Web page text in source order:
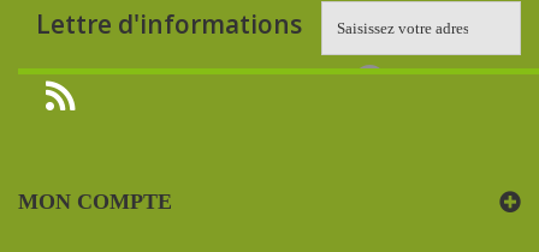
Lettre d'informations
MON COMPTE